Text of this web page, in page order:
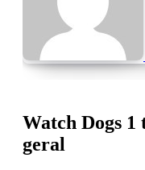
Watch Dogs
geral